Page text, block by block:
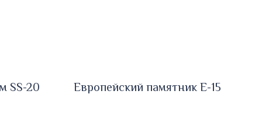
SS-20 Европейский памятник E-15